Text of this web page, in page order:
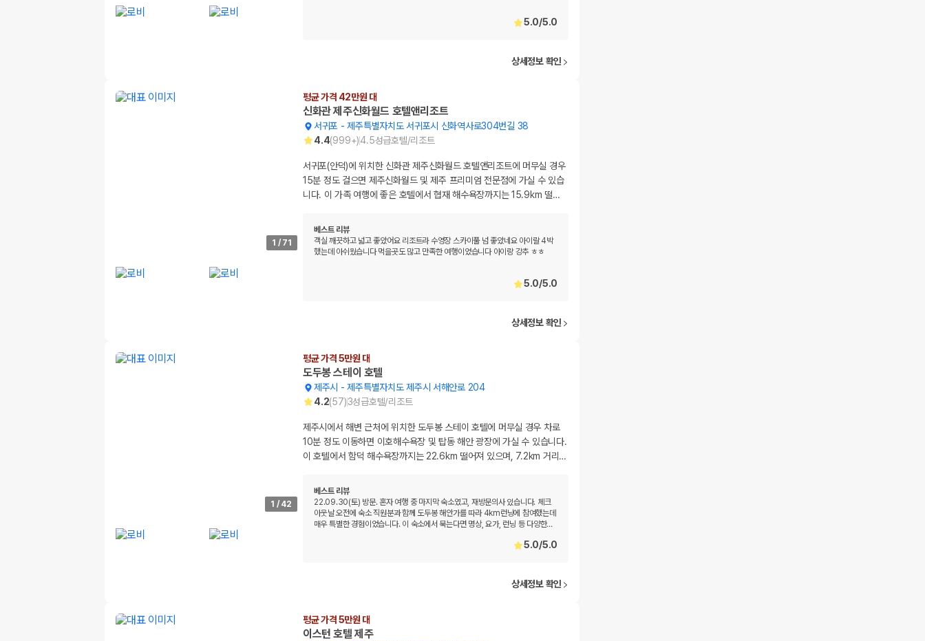
5.0/5.0
상세정보 확인
1 / 71
평균 가격 42만원 대
신화관 제주신화월드 호텔앤리조트
서귀포 -제주특별자치도 서귀포시 신화역사로304번길 38
4.4(999+)4.5성급호텔/리조트
서귀포(안덕)에 위치한 신화관 제주신화월드 호텔앤리조트에 머무실 경우
15분 정도 걸으면 제주신화월드 및 제주 프리미엄 전문점에 가실 수 있습
니다. 이 가족 여행에 좋은 호텔에서 협재 해수욕장까지는 15.9km 떨…
베스트 리뷰
객실 깨끗하고 넓고 좋았어요 리조트라 수영장 스카이풀 넘 좋았네요 아이랄 4박
했는데 아쉬웠습니다 먹을곳도 많고 만족한 여행이었습니다 아이랑 강추 ㅎㅎ
5.0/5.0
상세정보 확인
1 / 42
평균 가격 5만원 대
도두봉 스테이 호텔
제주시 -제주특별자치도 제주시 서해안로 204
4.2(57)3성급호텔/리조트
제주시에서 해변 근처에 위치한 도두봉 스테이 호텔에 머무실 경우 차로
10분 정도 이동하면 이호해수욕장 및 탑동 해안 광장에 가실 수 있습니다.
이 호텔에서 함덕 해수욕장까지는 22.6km 떨어져 있으며, 7.2km 거리 …
베스트 리뷰
22.09.30(토) 방문. 혼자 여행 중 마지막 숙소였고, 재방문의사 있습니다. 체크
아웃날 오전에 숙소 직원분과 함께 도두봉 해안가를 따라 4km런닝에 참여했는데
매우 특별한 경험이었습니다. 이 숙소에서 묵는다면 명상, 요가, 런닝 등 다양한…
5.0/5.0
상세정보 확인
평균 가격 5만원 대
이스턴 호텔 제주